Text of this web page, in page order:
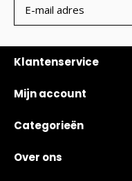
Klantenservice
Mijn account
Categorieën
Over ons